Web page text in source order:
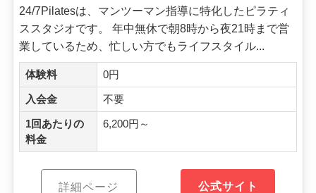
24/7Pilatesは、マンツーマン指導に特化したピラティ
ススタジオです。 年中無休で朝8時から夜21時まで営
業しているため、忙しい方でもライフスタイル...
体験料 0円
入会金 不要
1回あたりの
料金
6,200円～
詳細ページ 公式サイト